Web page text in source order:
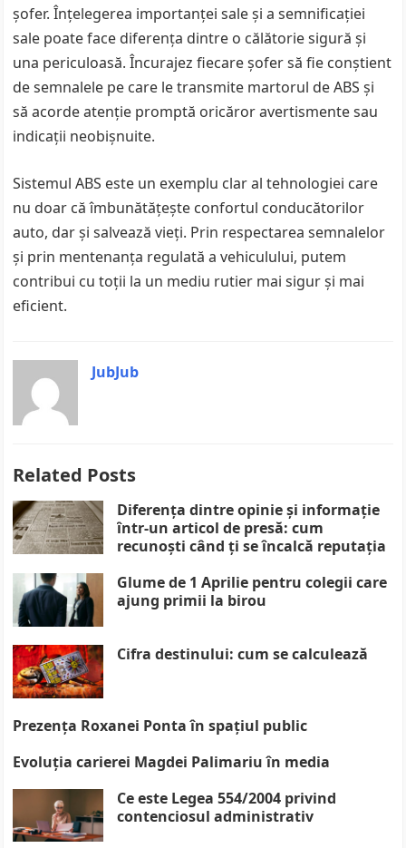
șofer. Înțelegerea importanței sale și a semnificației
sale poate face diferența dintre o călătorie sigură și
una periculoasă. Încurajez fiecare șofer să fie conștient
de semnalele pe care le transmite martorul de ABS și
să acorde atenție promptă oricăror avertismente sau
indicații neobișnuite.
Sistemul ABS este un exemplu clar al tehnologiei care
nu doar că îmbunătățește confortul conducătorilor
auto, dar și salvează vieți. Prin respectarea semnalelor
și prin mentenanța regulată a vehiculului, putem
contribui cu toții la un mediu rutier mai sigur și mai
eficient.
JubJub
Related Posts
Diferența dintre opinie și informație
într-un articol de presă: cum
recunoști când ți se încalcă reputația
Glume de 1 Aprilie pentru colegii care
ajung primii la birou
Cifra destinului: cum se calculează
Prezența Roxanei Ponta în spațiul public
Evoluția carierei Magdei Palimariu în media
Ce este Legea 554/2004 privind
contenciosul administrativ